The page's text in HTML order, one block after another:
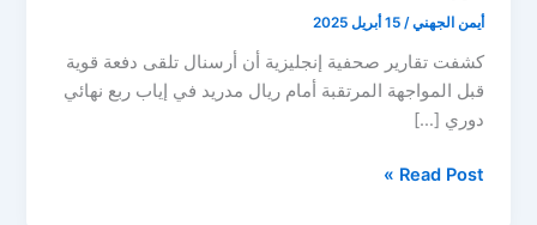
أيمن الجهني/15 أبريل 2025
كشفت تقارير صحفية إنجليزية أن أرسنال تلقى دفعة قوية
قبل المواجهة المرتقبة أمام ريال مدريد في إياب ربع نهائي
دوري […]
خبر
Read Post »